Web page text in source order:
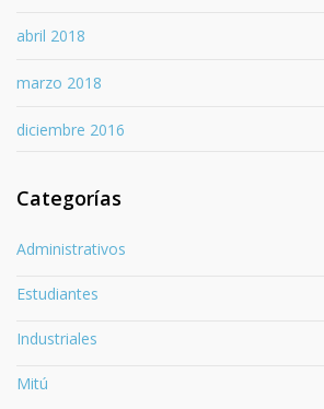
abril 2018
marzo 2018
diciembre 2016
Categorías
Administrativos
Estudiantes
Industriales
Mitú